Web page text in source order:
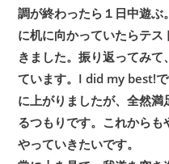
調が終わったら１日中遊
に机に向かっていたらテ
きました。振り返ってみ
ています。I did my best!
に上がりましたが、全然
るつもりです。これから
やっていきたいです。